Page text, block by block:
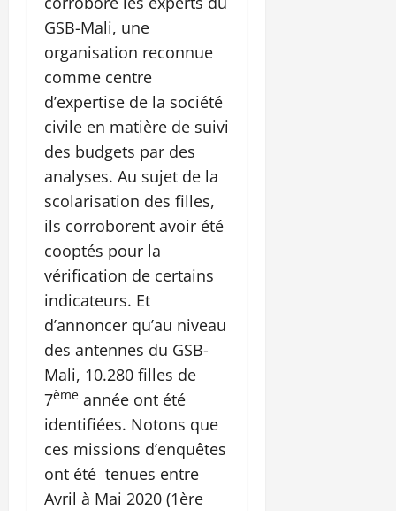
GSB-Mali, une
organisation reconnue
comme centre
d’expertise de la société
civile en matière de suivi
des budgets par des
analyses. Au sujet de la
scolarisation des filles,
ils corroborent avoir été
cooptés pour la
vérification de certains
indicateurs. Et
d’annoncer qu’au niveau
des antennes du GSB-
Mali, 10.280 filles de
7ème année ont été
identifiées. Notons que
ces missions d’enquêtes
ont été tenues entre
Avril à Mai 2020 (1ère